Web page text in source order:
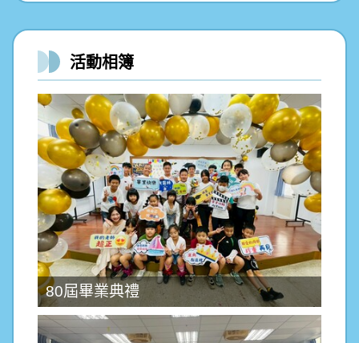
活動相簿
80屆畢業典禮